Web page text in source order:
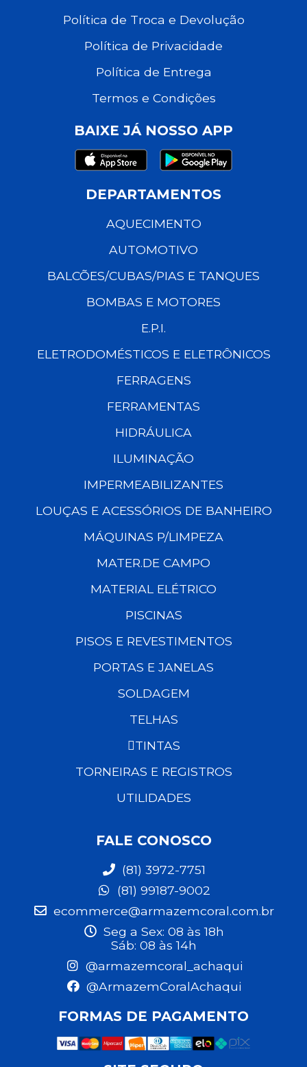
Política de Troca e Devolução
Política de Privacidade
Política de Entrega
Termos e Condições
BAIXE JÁ NOSSO APP
DEPARTAMENTOS
AQUECIMENTO
AUTOMOTIVO
BALCÕES/CUBAS/PIAS E TANQUES
BOMBAS E MOTORES
E.P.I.
ELETRODOMÉSTICOS E ELETRÔNICOS
FERRAGENS
FERRAMENTAS
HIDRÁULICA
ILUMINAÇÃO
IMPERMEABILIZANTES
LOUÇAS E ACESSÓRIOS DE BANHEIRO
MÁQUINAS P/LIMPEZA
MATER.DE CAMPO
MATERIAL ELÉTRICO
PISCINAS
PISOS E REVESTIMENTOS
PORTAS E JANELAS
SOLDAGEM
TELHAS
TINTAS
TORNEIRAS E REGISTROS
UTILIDADES
FALE CONOSCO
(81) 3972-7751
(81) 99187-9002
ecommerce@armazemcoral.com.br
Seg a Sex: 08 às 18h
Sáb: 08 às 14h
@armazemcoral_achaqui
@ArmazemCoralAchaqui
FORMAS DE PAGAMENTO